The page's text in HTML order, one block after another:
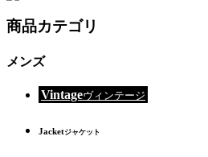
商品カテゴリ
メンズ
Vintageヴィンテージ
Jacketジャケット